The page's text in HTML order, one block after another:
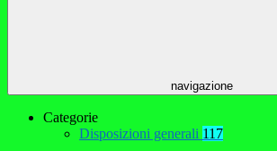
navigazione
Categorie
Disposizioni generali 117